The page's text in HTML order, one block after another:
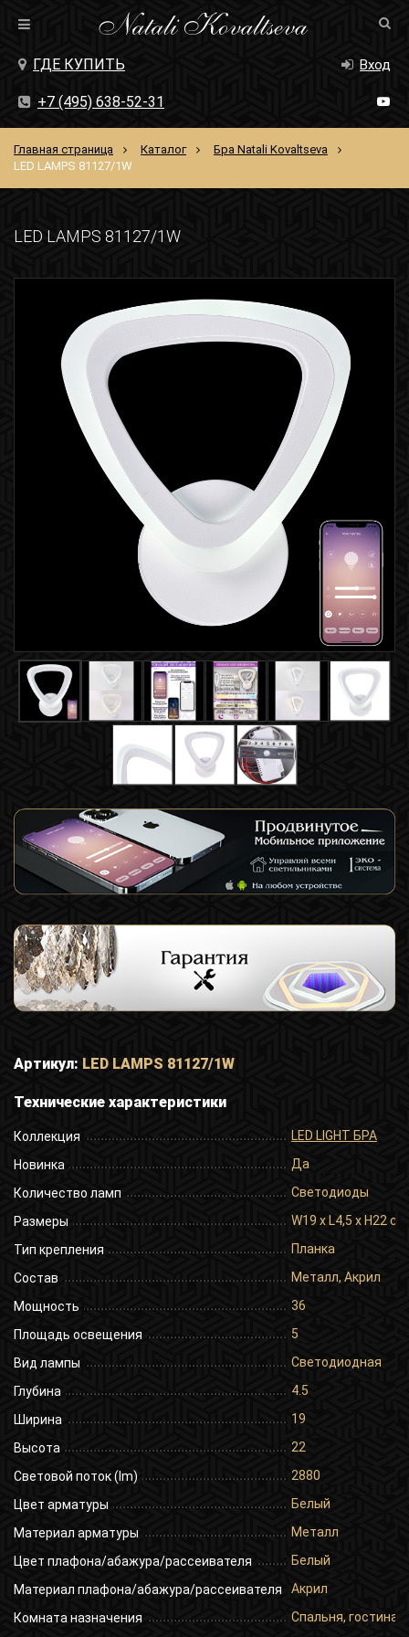
+7 (495) 638-52-31
ГДЕ КУПИТЬ Вход
Главная страница Каталог
Бра Natali Kovaltseva
LED LAMPS 81127/1W
LED LAMPS 81127/1W
Артикул: LED LAMPS 81127/1W
Технические характеристики
Коллекция LED LIGHT БРА
Новинка Да
Количество ламп Светодиоды
Размеры W19 x L4,5 x H22 cm
Тип крепления Планка
Состав Металл, Акрил
Мощность 36
Площадь освещения 5
Вид лампы Светодиодная
Глубина 4.5
Ширина 19
Высота 22
Световой поток (lm) 2880
Цвет арматуры Белый
Материал арматуры Металл
Цвет плафона/абажура/рассеивателя Белый
Материал плафона/абажура/рассеивателя Акрил
Комната назначения Спальня,